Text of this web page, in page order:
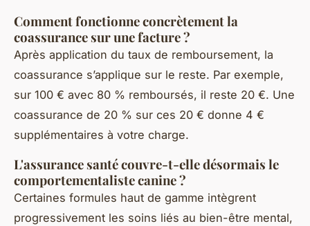
Comment fonctionne concrètement la
coassurance sur une facture ?
Après application du taux de remboursement, la
coassurance s’applique sur le reste. Par exemple,
sur 100 € avec 80 % remboursés, il reste 20 €. Une
coassurance de 20 % sur ces 20 € donne 4 €
supplémentaires à votre charge.
L'assurance santé couvre-t-elle désormais le
comportementaliste canine ?
Certaines formules haut de gamme intègrent
progressivement les soins liés au bien-être mental,